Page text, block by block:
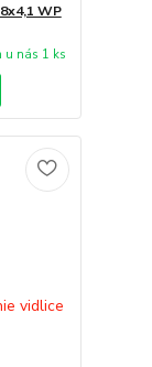
WP
u nás 1 ks